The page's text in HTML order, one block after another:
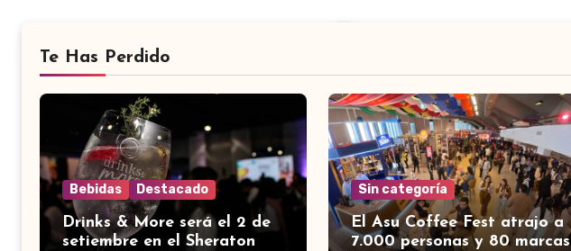
Te Has Perdido
Bebidas Destacado
Drinks & More será el 2 de
setiembre en el Sheraton
Sin categoría
El Asu Coffee Fest atrajo a
7.000 personas y 80 marcas